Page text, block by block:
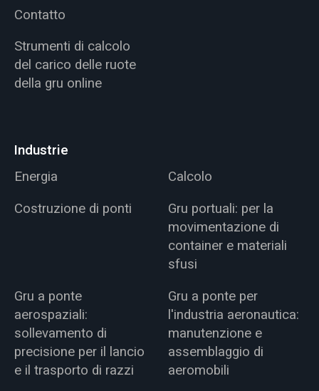
Contatto
Strumenti di calcolo
del carico delle ruote
della gru online
Industrie
Energia
Calcolo
Costruzione di ponti
Gru portuali: per la
movimentazione di
container e materiali
sfusi
Gru a ponte
aerospaziali:
sollevamento di
precisione per il lancio
e il trasporto di razzi
Gru a ponte per
l'industria aeronautica:
manutenzione e
assemblaggio di
aeromobili